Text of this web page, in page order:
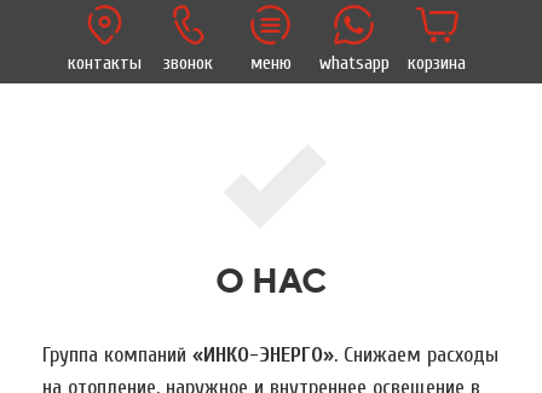
контакты звонок меню whatsapp корзина
О НАС
Группа компаний «ИНКО-ЭНЕРГО». Снижаем расходы
на отопление, наружное и внутреннее освещение в